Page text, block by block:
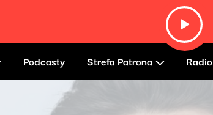
Podcasty Strefa Patrona Radio